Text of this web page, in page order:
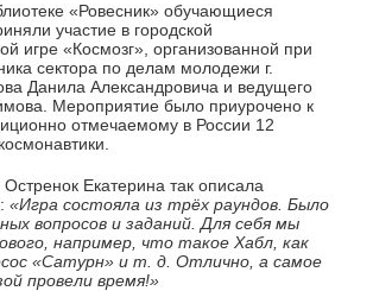
«Ровесник» обучающиеся
участие в городской
игре «Космозг», организованной при
сектора по делам молодежи г.
Данила Александровича и ведущего
Мероприятие было приурочено к
отмечаемому в России 12
Екатерина так описала
«Игра состояла из трёх раундов. Было
вопросов и заданий. Для себя мы
например, что такое Хабл, как
«Сатурн» и т. д. Отлично, а самое
провели время!»